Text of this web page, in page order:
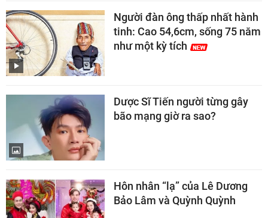
Người đàn ông thấp nhất hành
tinh: Cao 54,6cm, sống 75 năm
như một kỳ tích
Dược Sĩ Tiến người từng gây
bão mạng giờ ra sao?
Hôn nhân “lạ” của Lê Dương
Bảo Lâm và Quỳnh Quỳnh